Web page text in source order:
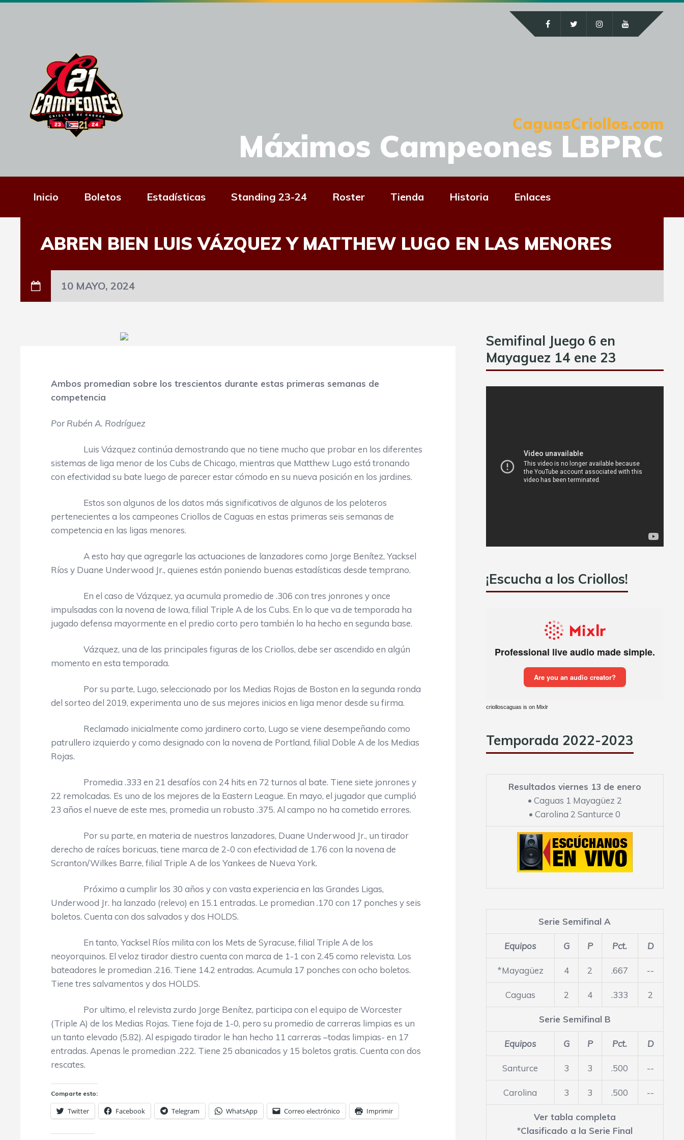
CaguasCriollos.com
Máximos Campeones LBPRC
Inicio Boletos Estadísticas Standing 23-24 Roster Tienda Historia Enlaces
ABREN BIEN LUIS VÁZQUEZ Y MATTHEW LUGO EN LAS MENORES
10 MAYO, 2024
Ambos promedian sobre los trescientos durante estas primeras semanas de
competencia
Por Rubén A. Rodríguez
Luis Vázquez continúa demostrando que no tiene mucho que probar en los diferentes
sistemas de liga menor de los Cubs de Chicago, mientras que Matthew Lugo está tronando
con efectividad su bate luego de parecer estar cómodo en su nueva posición en los jardines.
Estos son algunos de los datos más significativos de algunos de los peloteros
pertenecientes a los campeones Criollos de Caguas en estas primeras seis semanas de
competencia en las ligas menores.
A esto hay que agregarle las actuaciones de lanzadores como Jorge Benítez, Yacksel
Ríos y Duane Underwood Jr., quienes están poniendo buenas estadísticas desde temprano.
En el caso de Vázquez, ya acumula promedio de .306 con tres jonrones y once
impulsadas con la novena de Iowa, filial Triple A de los Cubs. En lo que va de temporada ha
jugado defensa mayormente en el predio corto pero también lo ha hecho en segunda base.
Vázquez, una de las principales figuras de los Criollos, debe ser ascendido en algún
momento en esta temporada.
Por su parte, Lugo, seleccionado por los Medias Rojas de Boston en la segunda ronda
del sorteo del 2019, experimenta uno de sus mejores inicios en liga menor desde su firma.
Reclamado inicialmente como jardinero corto, Lugo se viene desempeñando como
patrullero izquierdo y como designado con la novena de Portland, filial Doble A de los Medias
Rojas.
Promedia .333 en 21 desafíos con 24 hits en 72 turnos al bate. Tiene siete jonrones y
22 remolcadas. Es uno de los mejores de la Eastern League. En mayo, el jugador que cumplió
23 años el nueve de este mes, promedia un robusto .375. Al campo no ha cometido errores.
Por su parte, en materia de nuestros lanzadores, Duane Underwood Jr., un tirador
derecho de raíces boricuas, tiene marca de 2-0 con efectividad de 1.76 con la novena de
Scranton/Wilkes Barre, filial Triple A de los Yankees de Nueva York.
Próximo a cumplir los 30 años y con vasta experiencia en las Grandes Ligas,
Underwood Jr. ha lanzado (relevo) en 15.1 entradas. Le promedian .170 con 17 ponches y seis
boletos. Cuenta con dos salvados y dos HOLDS.
En tanto, Yacksel Ríos milita con los Mets de Syracuse, filial Triple A de los
neoyorquinos. El veloz tirador diestro cuenta con marca de 1-1 con 2.45 como relevista. Los
bateadores le promedian .216. Tiene 14.2 entradas. Acumula 17 ponches con ocho boletos.
Tiene tres salvamentos y dos HOLDS.
Por ultimo, el relevista zurdo Jorge Benítez, participa con el equipo de Worcester
(Triple A) de los Medias Rojas. Tiene foja de 1-0, pero su promedio de carreras limpias es un
un tanto elevado (5.82). Al espigado tirador le han hecho 11 carreras –todas limpias- en 17
entradas. Apenas le promedian .222. Tiene 25 abanicados y 15 boletos gratis. Cuenta con dos
rescates.
Comparte esto:
Twitter Facebook Telegram WhatsApp Correo electrónico Imprimir
Semifinal Juego 6 en
Mayaguez 14 ene 23
¡Escucha a los Criollos!
criolloscaguas is on Mixlr
Temporada 2022-2023
Resultados viernes 13 de enero
• Caguas 1 Mayagüez 2
•Carolina 2 Santurce 0
Serie Semifinal A
Equipos G P Pct. D
*Mayagüez 4 2 .667 --
Caguas 2 4 .333 2
Serie Semifinal B
Equipos G P Pct. D
Santurce 3 3 .500 --
Carolina 3 3 .500 --
Ver tabla completa
*Clasificado a la Serie Final